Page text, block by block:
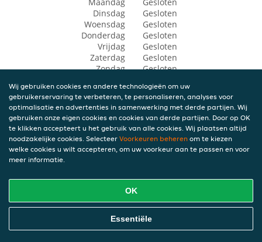
Dinsdag
Gesloten
Woensdag
Gesloten
Donderdag
Gesloten
Vrijdag
Gesloten
Zaterdag
Gesloten
Zondag
Gesloten
Wij gebruiken cookies en andere technologieën om uw
gebruikerservaring te verbeteren, te personaliseren, analyses voor
optimalisatie en advertenties in samenwerking met derde partijen. Wij
gebruiken onze eigen cookies en cookies van derde partijen. Door op OK
te klikken accepteert u het gebruik van alle cookies. Wij plaatsen altijd
noodzakelijke cookies. Selecteer Voorkeuren beheren om te kiezen
welke cookies u wilt accepteren, om uw voorkeur aan te passen en voor
meer informatie.
OK
Essentiële